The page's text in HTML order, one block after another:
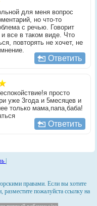
для меня вопрос
но что-то
с речью. Говорит
все в таком виде. Что
повторять не хочет, не
Ответить
просто
уже 3года и 5месяцев и
только мама,папа,баба!
Ответить
правами. Если вы хотите
разместите пожалуйста ссылку на